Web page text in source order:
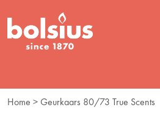
Home > Geurkaars 80/73 True Scents